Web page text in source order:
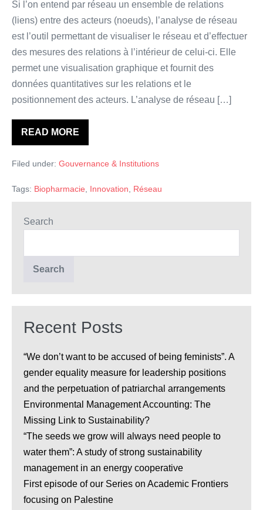
à
comprendre
la
structure
d’innovation
d’un
industriel?
Si l’on entend par réseau un ensemble de relations
(liens) entre des acteurs (noeuds), l’analyse de réseau
est l’outil permettant de visualiser le réseau et d’effectuer
des mesures des relations à l’intérieur de celui-ci. Elle
permet une visualisation graphique et fournit des
données quantitatives sur les relations et le
positionnement des acteurs. L’analyse de réseau […]
READ MORE
Comment
l’analyse
réseau
elle
à
la
structure
secteur
industriel?
Filed under: Gouvernance & Institutions
Tags: Biopharmacie, Innovation, Réseau
Search
Search
Recent Posts
“We don’t want to be accused of being feminists”. A
gender equality measure for leadership positions
and the perpetuation of patriarchal arrangements
Environmental Management Accounting: The
Missing Link to Sustainability?
“The seeds we grow will always need people to
water them”: A study of strong sustainability
management in an energy cooperative
First episode of our Series on Academic Frontiers
focusing on Palestine